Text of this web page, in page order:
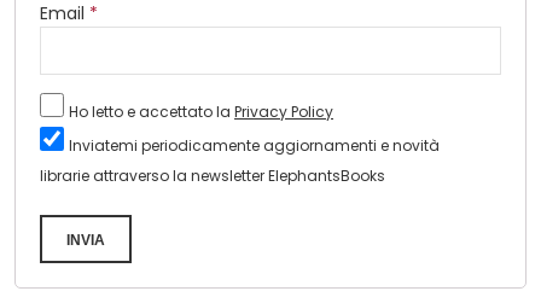
Email *
Ho letto e accettato la Privacy Policy
Inviatemi periodicamente aggiornamenti e novità
librarie attraverso la newsletter ElephantsBooks
INVIA